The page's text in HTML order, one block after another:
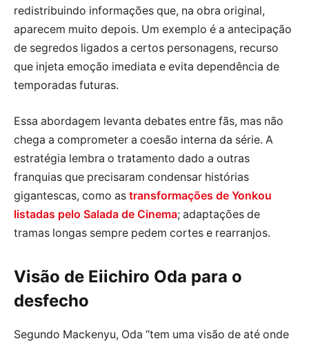
redistribuindo informações que, na obra original,
aparecem muito depois. Um exemplo é a antecipação
de segredos ligados a certos personagens, recurso
que injeta emoção imediata e evita dependência de
temporadas futuras.
Essa abordagem levanta debates entre fãs, mas não
chega a comprometer a coesão interna da série. A
estratégia lembra o tratamento dado a outras
franquias que precisaram condensar histórias
gigantescas, como as transformações de Yonkou
listadas pelo Salada de Cinema; adaptações de
tramas longas sempre pedem cortes e rearranjos.
Visão de Eiichiro Oda para o
desfecho
Segundo Mackenyu, Oda “tem uma visão de até onde